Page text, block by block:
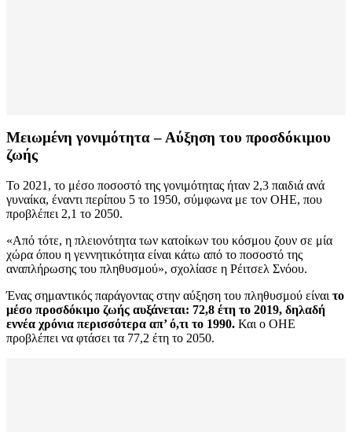
Μειωμένη γονιμότητα – Αύξηση του προσδόκιμου
ζωής
Το 2021, το μέσο ποσοστό της γονιμότητας ήταν 2,3 παιδιά ανά
γυναίκα, έναντι περίπου 5 το 1950, σύμφωνα με τον ΟΗΕ, που
προβλέπει 2,1 το 2050.
«Από τότε, η πλειονότητα των κατοίκων του κόσμου ζουν σε μία
χώρα όπου η γεννητικότητα είναι κάτω από το ποσοστό της
αναπλήρωσης του πληθυσμού», σχολίασε η Ρέιτσελ Σνόου.
Ένας σημαντικός παράγοντας στην αύξηση του πληθυσμού είναι το
μέσο προσδόκιμο ζωής αυξάνεται: 72,8 έτη το 2019, δηλαδή
εννέα χρόνια περισσότερα απ’ ό,τι το 1990. Και ο ΟΗΕ
προβλέπει να φτάσει τα 77,2 έτη το 2050.